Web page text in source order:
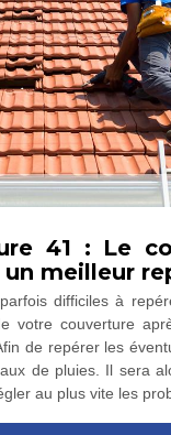
41 : Le
meilleur
difficiles à
votre couverture
de repérer les
de pluies. Il sera
au plus vite les